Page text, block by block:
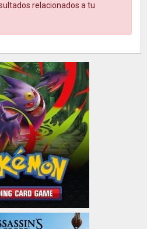
relacionados a tu